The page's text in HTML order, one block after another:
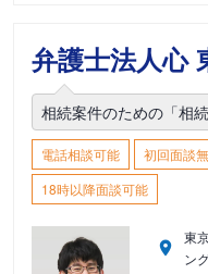
弁護士法人心
相続案件のための「相
電話相談可能 初回面談
18時以降面談可能
東
ン